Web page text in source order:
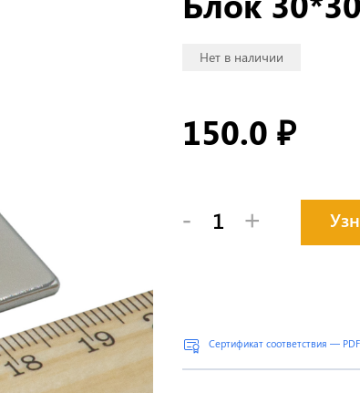
Нет в наличии
150.0 ₽
- +
Сертификат соответствия — PDF